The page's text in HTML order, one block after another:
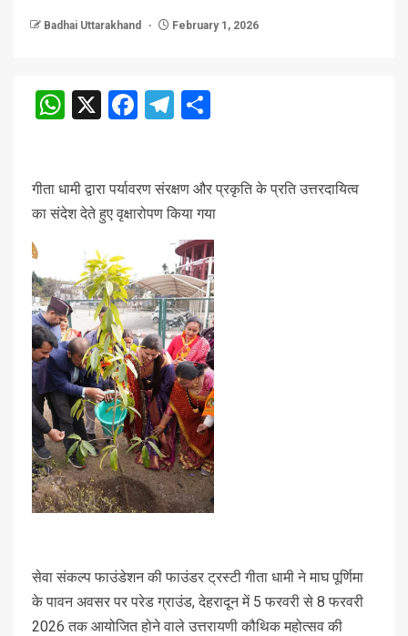
Badhai Uttarakhand February 1, 2026
WhatsApp
X Facebook
Telegram
गीता धामी द्वारा पर्यावरण संरक्षण और प्रकृति के प्रति उत्तरदायित्व
का संदेश देते हुए वृक्षारोपण किया गया
सेवा संकल्प फाउंडेशन की फाउंडर ट्रस्टी गीता धामी ने माघ पूर्णिमा
के पावन अवसर पर परेड ग्राउंड, देहरादून में 5 फरवरी से 8 फरवरी
2026 तक आयोजित होने वाले उत्तरायणी कौथिक महोत्सव की